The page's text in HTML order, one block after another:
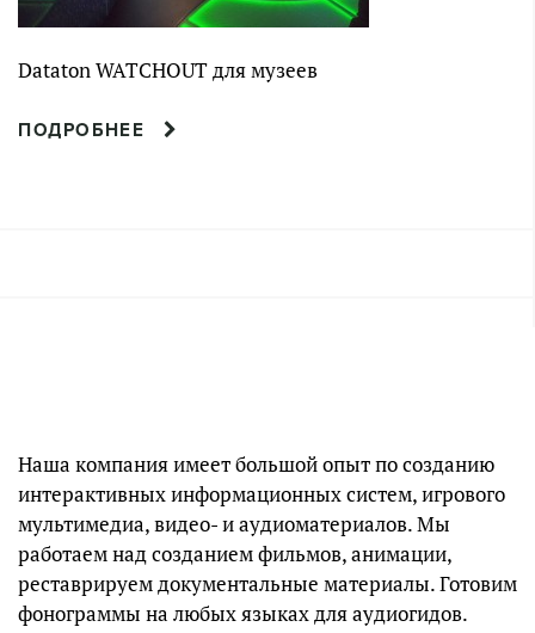
Dataton WATCHOUT для музеев
ПОДРОБНЕЕ
Наша компания имеет большой опыт по созданию
интерактивных информационных систем, игрового
мультимедиа, видео- и аудиоматериалов. Мы
работаем над созданием фильмов, анимации,
реставрируем документальные материалы. Готовим
фонограммы на любых языках для аудиогидов.